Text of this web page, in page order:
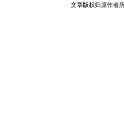
文章版权归原作者